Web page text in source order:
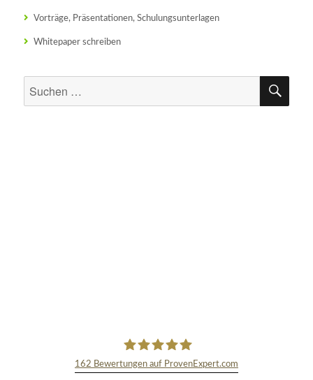
Vorträge, Präsentationen, Schulungsunterlagen
Whitepaper schreiben
162 Bewertungen auf ProvenExpert.com